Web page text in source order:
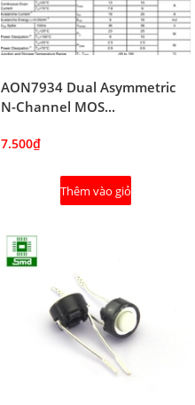
AON7934 Dual Asymmetric
N-Channel MOS...
7.500₫
Thêm vào giỏ